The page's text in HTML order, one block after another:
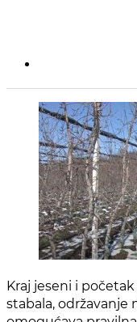
Kraj jeseni i
stabala, održavanje